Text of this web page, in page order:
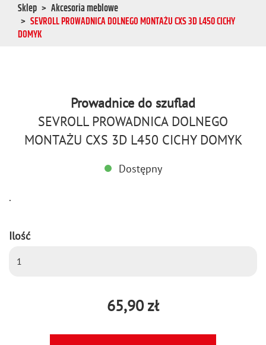
Sklep
Akcesoria meblowe
SEVROLL PROWADNICA DOLNEGO MONTAŻU CXS 3D L450 CICHY
DOMYK
Prowadnice do szuflad
SEVROLL PROWADNICA DOLNEGO
MONTAŻU CXS 3D L450 CICHY DOMYK
Dostępny
.
Ilość
65,90 zł